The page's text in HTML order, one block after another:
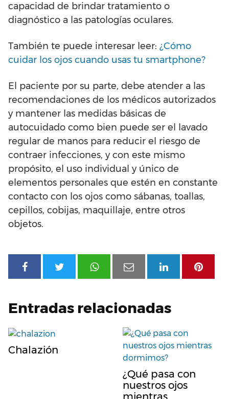
capacidad de brindar tratamiento o
diagnóstico a las patologías oculares.
También te puede interesar leer: ¿Cómo
cuidar los ojos cuando usas tu smartphone?
El paciente por su parte, debe atender a las
recomendaciones de los médicos autorizados
y mantener las medidas básicas de
autocuidado como bien puede ser el lavado
regular de manos para reducir el riesgo de
contraer infecciones, y con este mismo
propósito, el uso individual y único de
elementos personales que estén en constante
contacto con los ojos como sábanas, toallas,
cepillos, cobijas, maquillaje, entre otros
objetos.
Entradas relacionadas
Chalazión
¿Qué pasa con
nuestros ojos
mientras